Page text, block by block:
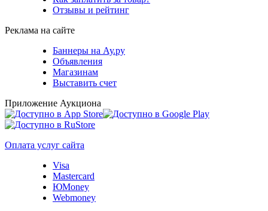
Отзывы и рейтинг
Реклама на сайте
Баннеры на Ау.ру
Объявления
Магазинам
Выставить счет
Приложение Аукциона
Оплата услуг сайта
Visa
Mastercard
ЮMoney
Webmoney